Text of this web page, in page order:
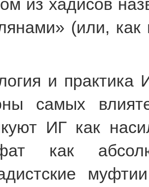
из хадисов
(или, как
и практика
самых
ИГ как
как